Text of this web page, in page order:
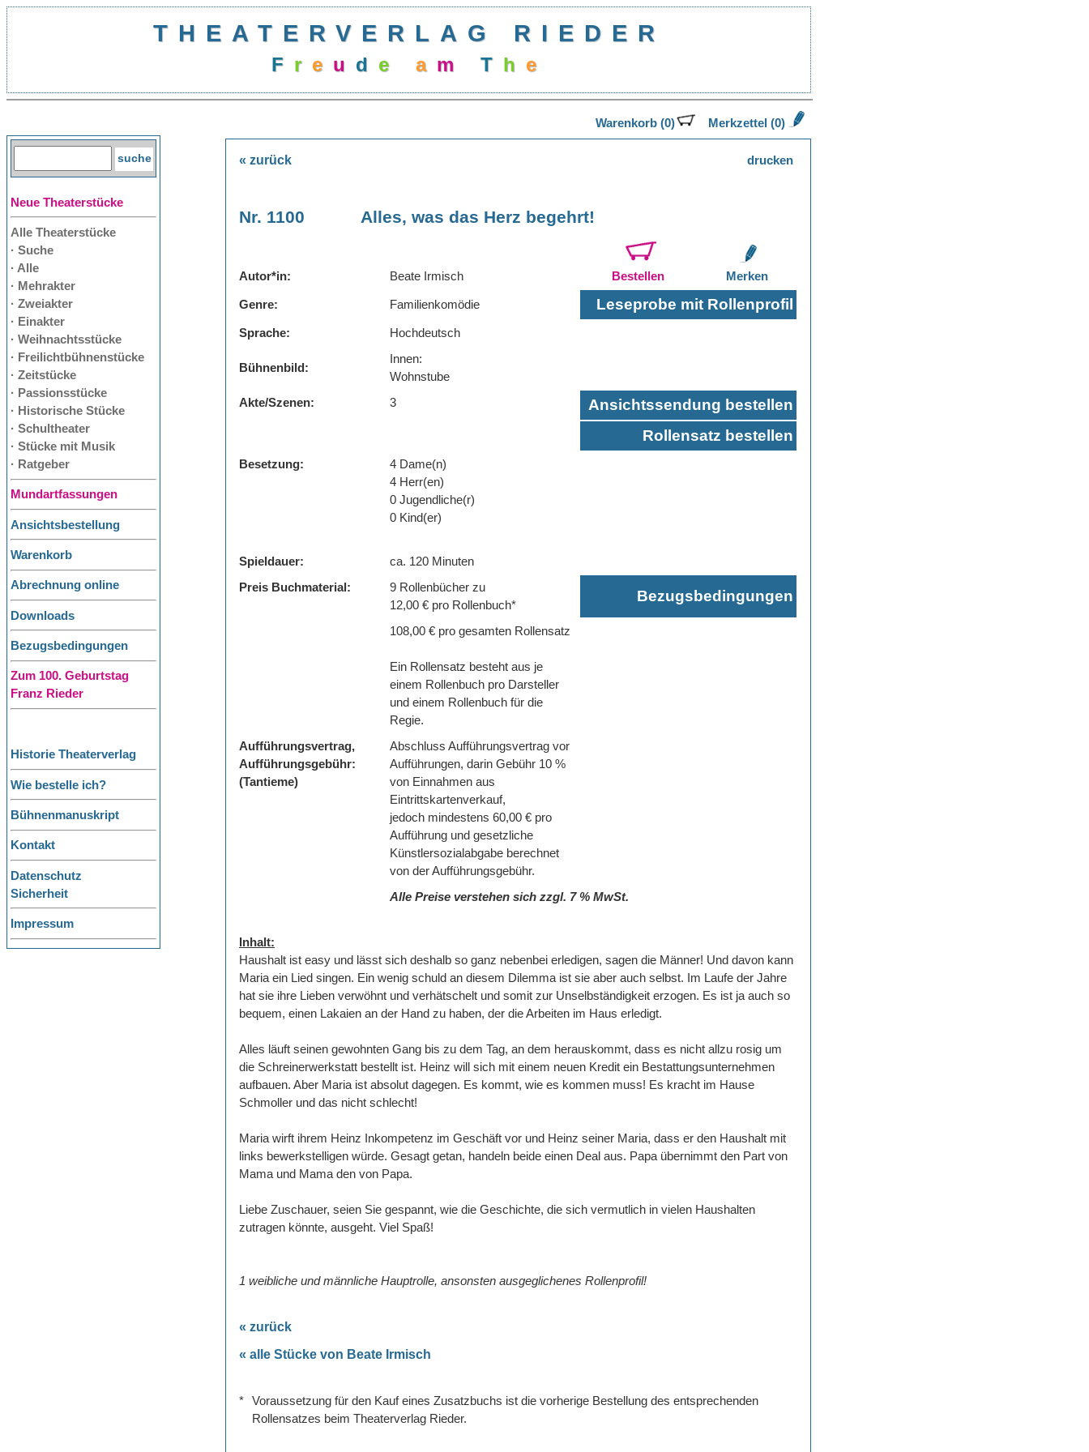
THEATERVERLAG RIEDER
Freu d e am Th ea
Neue Theaterstücke
Alle Theaterstücke
· Suche
· Alle
· Mehrakter
· Zweiakter
· Einakter
· Weihnachtsstücke
· Freilichtbühnenstücke
· Zeitstücke
· Passionsstücke
· Historische Stücke
· Schultheater
· Stücke mit Musik
· Ratgeber
Mundartfassungen
Ansichtsbestellung
Warenkorb
Abrechnung online
Downloads
Bezugsbedingungen
Zum 100. Geburtstag
Franz Rieder
Historie Theaterverlag
Wie bestelle ich?
Bühnenmanuskript
Kontakt
Datenschutz
Sicherheit
Impressum
Warenkorb (0) Merkzettel (0)
« zurück drucken
Nr. 1100 Alles, was das Herz begehrt!
Autor*in: Beate Irmisch Bestellen Merken
Genre: Familienkomödie Leseprobe mit Rollenprofil
Sprache: Hochdeutsch
Bühnenbild:
Innen:
Wohnstube
Akte/Szenen:
3
Ansichtssendung bestellen
Rollensatz bestellen
Besetzung:
4 Dame(n)
4 Herr(en)
0 Jugendliche(r)
0 Kind(er)
Spieldauer:
ca. 120 Minuten
Preis Buchmaterial:
9 Rollenbücher zu
12,00 € pro Rollenbuch*
Bezugsbedingungen
108,00 € pro gesamten Rollensatz
Ein Rollensatz besteht aus je
einem Rollenbuch pro Darsteller
und einem Rollenbuch für die
Regie.
Aufführungsvertrag,
Aufführungsgebühr:
(Tantieme)
Abschluss Aufführungsvertrag vor
Aufführungen, darin Gebühr 10 %
von Einnahmen aus
Eintrittskartenverkauf,
jedoch mindestens 60,00 € pro
Aufführung und gesetzliche
Künstlersozialabgabe berechnet
von der Aufführungsgebühr.
Alle Preise verstehen sich zzgl. 7 % MwSt.
Inhalt:
Haushalt ist easy und lässt sich deshalb so ganz nebenbei erledigen, sagen die Männer! Und davon kann
Maria ein Lied singen. Ein wenig schuld an diesem Dilemma ist sie aber auch selbst. Im Laufe der Jahre
hat sie ihre Lieben verwöhnt und verhätschelt und somit zur Unselbständigkeit erzogen. Es ist ja auch so
bequem, einen Lakaien an der Hand zu haben, der die Arbeiten im Haus erledigt.
Alles läuft seinen gewohnten Gang bis zu dem Tag, an dem herauskommt, dass es nicht allzu rosig um
die Schreinerwerkstatt bestellt ist. Heinz will sich mit einem neuen Kredit ein Bestattungsunternehmen
aufbauen. Aber Maria ist absolut dagegen. Es kommt, wie es kommen muss! Es kracht im Hause
Schmoller und das nicht schlecht!
Maria wirft ihrem Heinz Inkompetenz im Geschäft vor und Heinz seiner Maria, dass er den Haushalt mit
links bewerkstelligen würde. Gesagt getan, handeln beide einen Deal aus. Papa übernimmt den Part von
Mama und Mama den von Papa.
Liebe Zuschauer, seien Sie gespannt, wie die Geschichte, die sich vermutlich in vielen Haushalten
zutragen könnte, ausgeht. Viel Spaß!
1 weibliche und männliche Hauptrolle, ansonsten ausgeglichenes Rollenprofil!
« zurück
« alle Stücke von Beate Irmisch
*
Voraussetzung für den Kauf eines Zusatzbuchs ist die vorherige Bestellung des entsprechenden
Rollensatzes beim Theaterverlag Rieder.